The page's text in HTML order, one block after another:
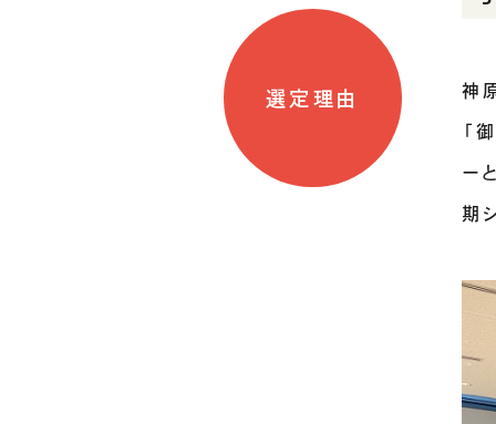
選定理由 神
「
ー
期